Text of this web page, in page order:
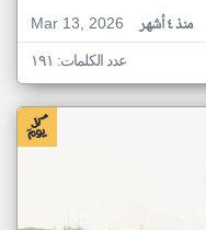
Mar 13, 2026
منذ ٤ أشهر
عدد الكلمات: ١٩١